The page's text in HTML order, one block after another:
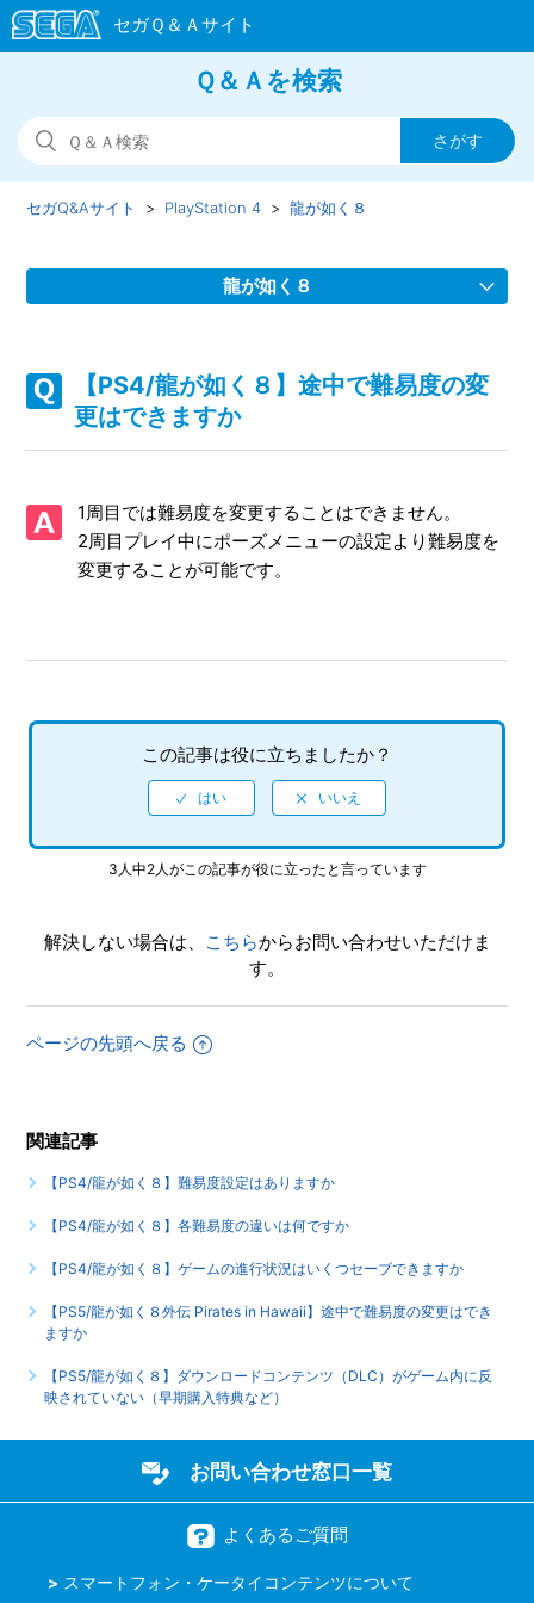
Ｑ＆Ａを検索
セガQ&Aサイト PlayStation 4 龍が如く８
龍が如く８
こで入力しますか（早期購入特典など）
【PS4/龍が如く８】Steam版の問い合わせ先はどこですか
か
【PS4/龍が如く８】シェア機能に対応していますか（制限
【PS4/龍が如く８】プレイ動画やゲーム画面写真を、動画
か、バトルで勝てない場合はどうすればいいですか
【PS4/龍が如く８】クリア後、2周めができるモードはあり
ますか。
【PS4/龍が如く８】PS4版とPS5版ではトロフィーは別々に
【PS4/龍が如く８】トロフィー、実績機能はありますか
【PS4/龍が如く８】途中で難易度の変
更はできますか
1周目では難易度を変更することはできません。
2周目プレイ中にポーズメニューの設定より難易度を
変更することが可能です。
この記事は役に立ちましたか？
3人中2人がこの記事が役に立ったと言っています
解決しない場合は、 こちらからお問い合わせいただけま
す。
ページの先頭へ戻る
関連記事
【PS4/龍が如く８】難易度設定はありますか
【PS4/龍が如く８】各難易度の違いは何ですか
【PS4/龍が如く８】ゲームの進行状況はいくつセーブできますか
【PS5/龍が如く８外伝 Pirates in Hawaii】途中で難易度の変更はでき
ますか
【PS5/龍が如く８】ダウンロードコンテンツ（DLC）がゲーム内に反
映されていない（早期購入特典など）
お問い合わせ窓口一覧
よくあるご質問
スマートフォン・ケータイコンテンツについて